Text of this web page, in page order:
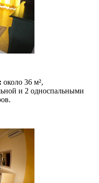
около 36 м²,
и 2 односпальными